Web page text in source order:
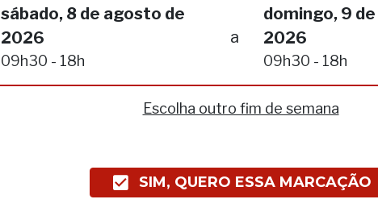
sábado, 8 de agosto de
2026
09h30 - 18h
a
domingo, 9
2026
09h30 - 18h
Escolha outro fim de semana
SIM, QUERO ESSA MARCAÇÃO